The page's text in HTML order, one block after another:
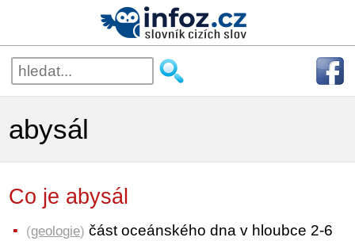
abysál
Co je abysál
(geologie) část oceánského dna v hloubce 2-6